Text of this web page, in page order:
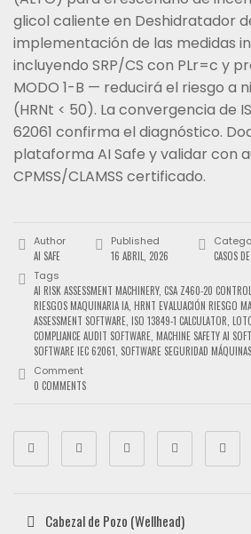
glicol caliente en Deshidratador
implementación de las medidas
incluyendo SRP/CS con PLr=c y
MODO 1-B — reducirá el riesgo a
(HRNt < 50). La convergencia de
62061 confirma el diagnóstico.
plataforma AI Safe y validar con
CPMSS/CLAMSS certificado.
Author
AI SAFE
Published
16 ABRIL, 2026
CASOS
Tags
AI RISK ASSESSMENT MACHINERY, CSA Z460-20
RIESGOS MAQUINARIA IA HRNT EVALUACIÓN RIESGO
ASSESSMENT SOFTWARE ISO 13849-1 CALCULATOR
COMPLIANCE AUDIT SOFTWARE MACHINE SAFETY AI
SOFTWARE IEC 62061 SOFTWARE SEGURIDAD
Comment
0 COMMENTS
Cabezal de Pozo (Wellhead)